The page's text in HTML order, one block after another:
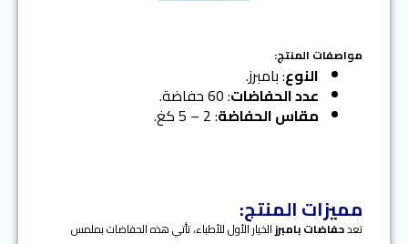
o
u
s
مواصفات المنتج:
النوع: بامبرز.
عدد الحفاضات: 60 حفاضة.
مقاس الحفاضة: 2 – 5 كغ.
مميزات المنتج:
تعدحفاضات بامبرزالخيار الأول للأطباء، تأتي هذه الحفاضات بملمس